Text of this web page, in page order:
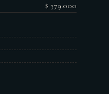
$ 379.000